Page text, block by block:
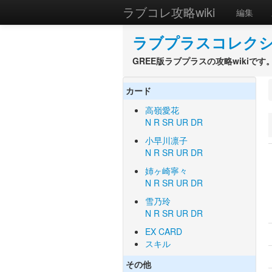
ラブコレ攻略wiki 編集
ラブプラスコレク
GREE版ラブプラスの攻略wikiです
カード
高嶺愛花
N R SR UR DR
小早川凛子
N R SR UR DR
姉ヶ崎寧々
N R SR UR DR
雪乃玲
N R SR UR DR
EX CARD
スキル
その他